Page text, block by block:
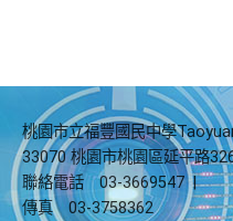
桃園市立福豐國民中學
33070 桃園市桃園區延平路
聯絡電話
03-3669547 |
傳真
03-3758362